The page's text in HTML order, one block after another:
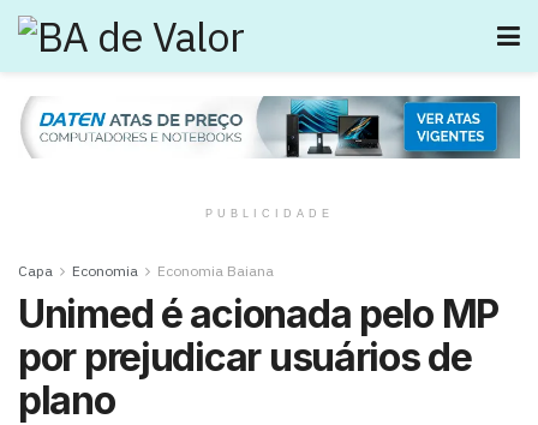
PUBLICIDADE
Capa Economia Economia Baiana
Unimed é acionada pelo MP
por prejudicar usuários de
plano